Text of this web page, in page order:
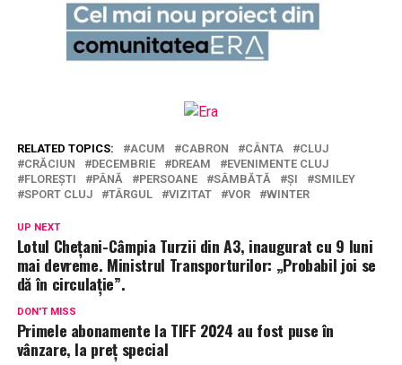
RELATED TOPICS: ACUM CABRON CÂNTA
CLUJ
CRĂCIUN
DECEMBRIE DREAM
EVENIMENTE CLUJ
FLOREȘTI
PÂNĂ PERSOANE SÂMBĂTĂ ȘI
SMILEY
SPORT CLUJ
TÂRGUL VIZITAT VOR WINTER
UP NEXT
Lotul Chețani-Câmpia Turzii din A3, inaugurat cu 9 luni
mai devreme. Ministrul Transporturilor: „Probabil joi se
dă în circulație”.
DON'T MISS
Primele abonamente la TIFF 2024 au fost puse în
vânzare, la preț special